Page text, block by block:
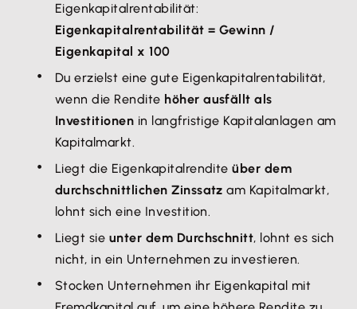
Eigenkapitalrentabilität:
Eigenkapitalrentabilität = Gewinn /
Eigenkapital x 100
Du erzielst eine gute Eigenkapitalrentabilität,
wenn die Rendite höher ausfällt als
Investitionen in langfristige Kapitalanlagen am
Kapitalmarkt.
Liegt die Eigenkapitalrenditeüber dem
durchschnittlichen Zinssatz am Kapitalmarkt,
lohnt sich eine Investition.
Liegt sie unter dem Durchschnitt, lohnt es sich
nicht, in ein Unternehmen zu investieren.
Stocken Unternehmen ihr Eigenkapital mit